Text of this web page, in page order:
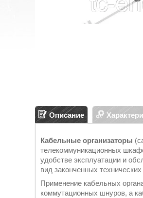
Описание
Кабельные организаторы
телекоммуникационных
удобстве эксплуатации и
вид законченных
Применение кабельных
коммутационных шнуров, а